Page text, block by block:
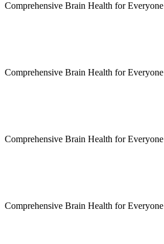
Comprehensive Brain Health for Everyone
Comprehensive Brain Health for Everyone
Comprehensive Brain Health for Everyone
Comprehensive Brain Health for Everyone